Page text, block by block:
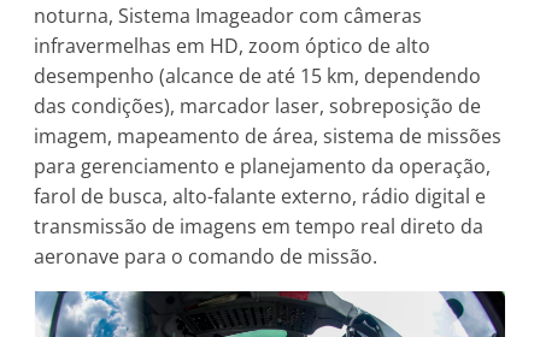
noturna, Sistema Imageador com câmeras
infravermelhas em HD, zoom óptico de alto
desempenho (alcance de até 15 km, dependendo
das condições), marcador laser, sobreposição de
imagem, mapeamento de área, sistema de missões
para gerenciamento e planejamento da operação,
farol de busca, alto-falante externo, rádio digital e
transmissão de imagens em tempo real direto da
aeronave para o comando de missão.